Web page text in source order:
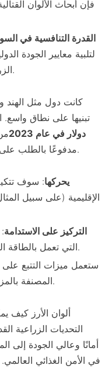
فإن أبحاث الألوان
القدرة التنافسية في
لتلبية معايير الجودة
الزراعة الأمريكية ، لوائح الاتحاد الأوروبي).
كانت دول مثل الهند
تبنيها على نطاق واسع.
دولار في عام 2023
مدفوعًا بالطلب على الأتمتة وارتفاع مخاوف سلامة الأغذية.
تخصيص AI-يحركها: سوف
الإقليمية (على سبيل
التركيز على الاستدامة
التي تعمل بالطاقة الشمسية ستقلل من آثار أقدام الكربون.
المصنفة بالمزارع ، مما يعزز شفافية سلسلة التوريد.
التحديات الزراعية
أمانًا وعالي الجودة إلى
في الأمن الغذائي